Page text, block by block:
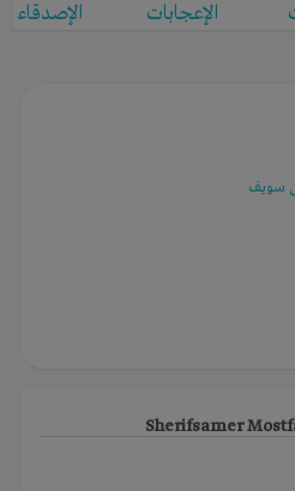
الإعجابات الإصدقاء
سويف
Sherifsamer